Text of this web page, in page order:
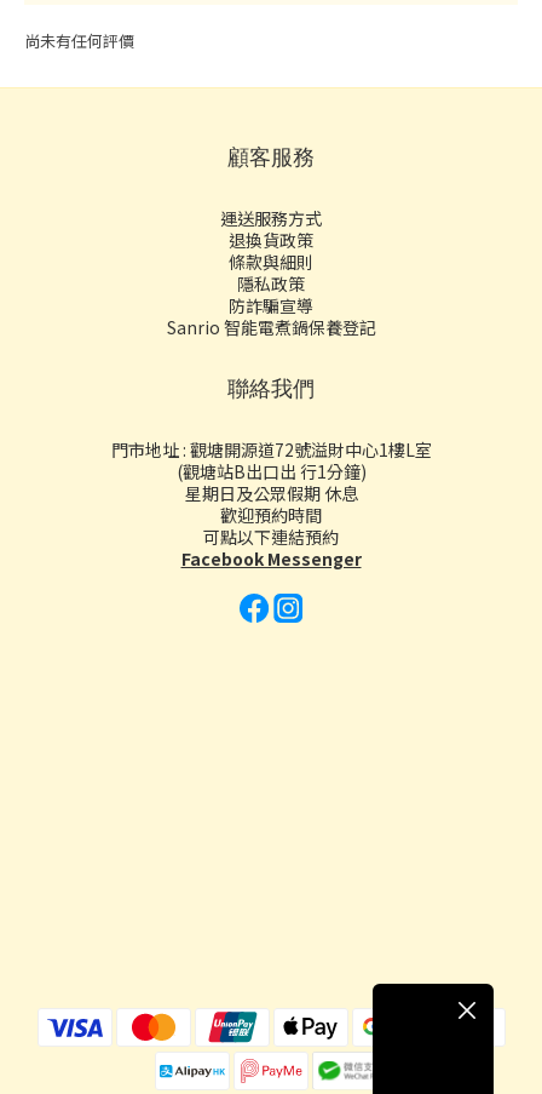
尚未有任何評價
顧客服務
運送服務方式
退換貨政策
條款與細則
隱私政策
防詐騙宣導
Sanrio 智能電煮鍋保養登記
聯絡我們
門市地址 : 觀塘開源道72號溢財中心1樓L室
(觀塘站B出口出 行1分鐘)
星期日及公眾假期 休息
歡迎預約時間
可點以下連結預約
Facebook Messenger